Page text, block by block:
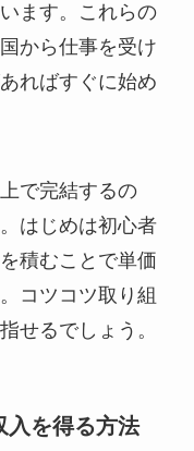
ます。これらの
から仕事を受け
ればすぐに始め
で完結するの
はじめは初心者
積むことで単価
コツコツ取り組
せるでしょう。
入を得る方法